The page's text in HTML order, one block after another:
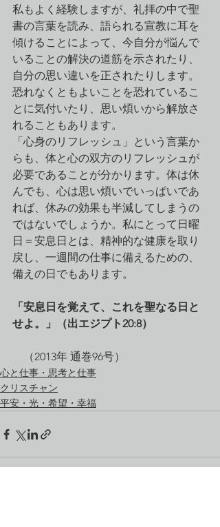
私もよく経験しますが、礼拝の中で聖
書の言葉を読み、語られる宣教に耳を
傾けることによって、今自分が悩んで
いることの解決の道筋を示されたり、
自分の思い違いを正されたりします。
恐れなくともよいことを恐れているこ
とに気付いたり、思い煩いから解放さ
れることもあります。
「心身のリフレッシュ」という言葉か
らも、体と心の双方のリフレッシュが
必要であることが分かります。体は休
んでも、心は思い煩いでいっぱいであ
れば、休みの効果も半減してしまうの
ではないでしょうか。私にとって日曜
日＝安息日とは、精神的な健康を取り
戻し、一週間の仕事に備えるための、
備えの日でもあります。
「安息日を覚えて、これを聖なる日と
せよ。」（出エジプト20:8）
（2013年 通巻96号）
心と仕事・思考と仕事
クリスチャン
平安・光・希望・幸福